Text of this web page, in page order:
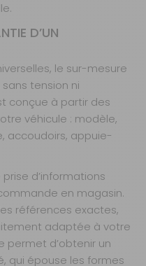
AU PANIER
786 €TTC
Livraison à Domicile
Contactez-nous au 04 68
41 42 42
D’UN
le sur-mesure
tension ni
conçue à partir des
véhicule : modèle,
accoudoirs, appuie-
d’informations
en magasin.
références exactes,
adaptée à votre
d’obtenir un
qui épouse les formes